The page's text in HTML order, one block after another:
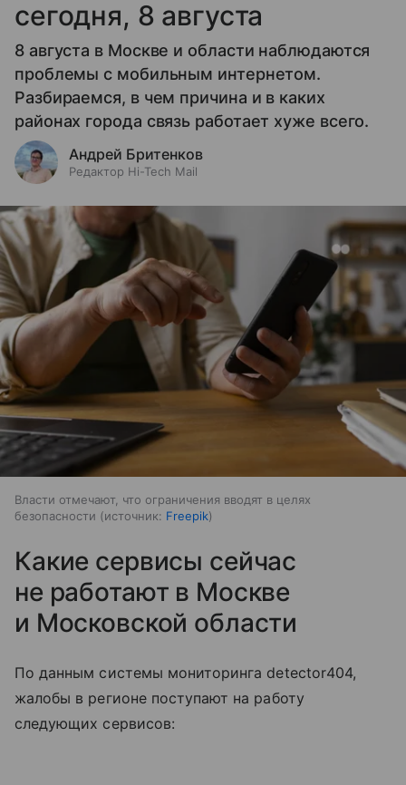
сегодня, 8 августа
8 августа в Москве и области наблюдаются
проблемы с мобильным интернетом.
Разбираемся, в чем причина и в каких
районах города связь работает хуже всего.
Андрей Бритенков
Редактор Hi-Tech Mail
Власти отмечают, что ограничения вводят в целях
безопасности
источник: Freepik
Какие сервисы сейчас
не работают в Москве
и Московской области
По данным системы мониторинга detector404,
жалобы в регионе поступают на работу
следующих сервисов: